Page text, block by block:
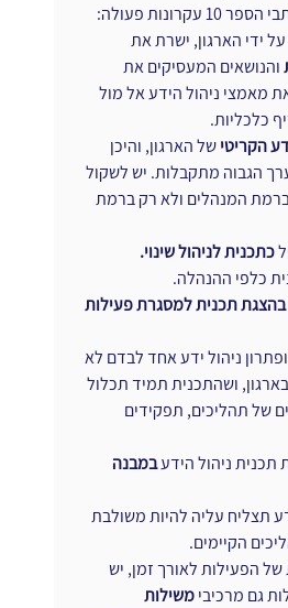
פעולה:
על ידי הארגון, ישרת את
והנושאים המעסיקים את
מאמצי ניהול הידע אל מול
כלכליות.
הקריטי של הארגון, והיכן
הגבוה מתקבלות. יש לשקול
ברמת המנהלים ולא רק ברמת
כתכנית לניהול שינוי.
כלפי ההנהלה.
בהצגת תכנית למסגרת פעילות
ניהול ידע אחד לבדם לא
ושהתכנית תמיד תכלול
של תהליכים, תפקידים
ניהול הידע במבנה
תצליח עליה להיות משולבת
הקיימים.
הפעילות לאורך זמן, יש
גם מרכיבי משילות